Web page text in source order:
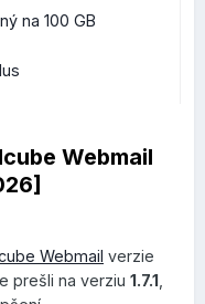
na 100 GB
Webmail
Webmail verzie
prešli na verziu 1.7.1